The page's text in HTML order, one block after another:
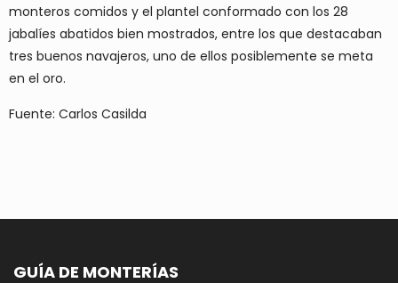
monteros comidos y el plantel conformado con los 28
jabalíes abatidos bien mostrados, entre los que destacaban
tres buenos navajeros, uno de ellos posiblemente se meta
en el oro.
Fuente: Carlos Casilda
GUÍA DE MONTERÍAS